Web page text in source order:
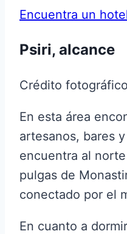
Encuentra un
Psiri, alcance
Crédito
En esta área
artesanos, bares
encuentra al
pulgas de
conectado por el
En cuanto a